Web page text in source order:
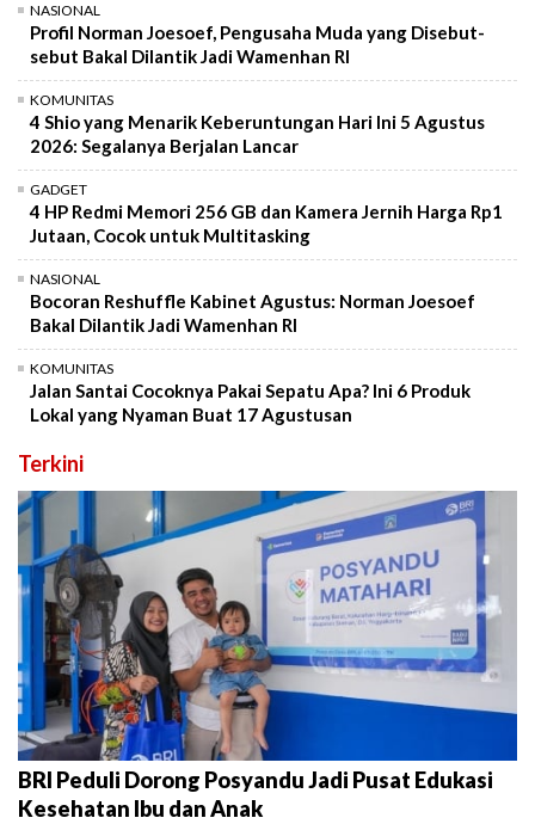
NASIONAL
Profil Norman Joesoef, Pengusaha Muda yang Disebut-
sebut Bakal Dilantik Jadi Wamenhan RI
KOMUNITAS
4 Shio yang Menarik Keberuntungan Hari Ini 5 Agustus
2026: Segalanya Berjalan Lancar
GADGET
4 HP Redmi Memori 256 GB dan Kamera Jernih Harga Rp1
Jutaan, Cocok untuk Multitasking
NASIONAL
Bocoran Reshuffle Kabinet Agustus: Norman Joesoef
Bakal Dilantik Jadi Wamenhan RI
KOMUNITAS
Jalan Santai Cocoknya Pakai Sepatu Apa? Ini 6 Produk
Lokal yang Nyaman Buat 17 Agustusan
Terkini
BRI Peduli Dorong Posyandu Jadi Pusat Edukasi
Kesehatan Ibu dan Anak